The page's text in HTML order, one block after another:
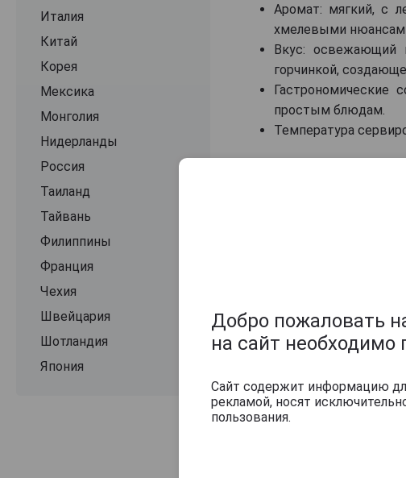
Италия
Китай
Корея
Мексика
Монголия
Нидерланды
Россия
Таиланд
Тайвань
Филиппины
Франция
Чехия
Швейцария
Шотландия
Япония
Аромат: мягкий, с
хмелевыми
Вкус: освежающий
горчинкой,
Гастрономические
простым блюдам.
Температура
Добро пожаловать
на сайт необходимо
Сайт содержит информацию
рекламой, носят
пользования.